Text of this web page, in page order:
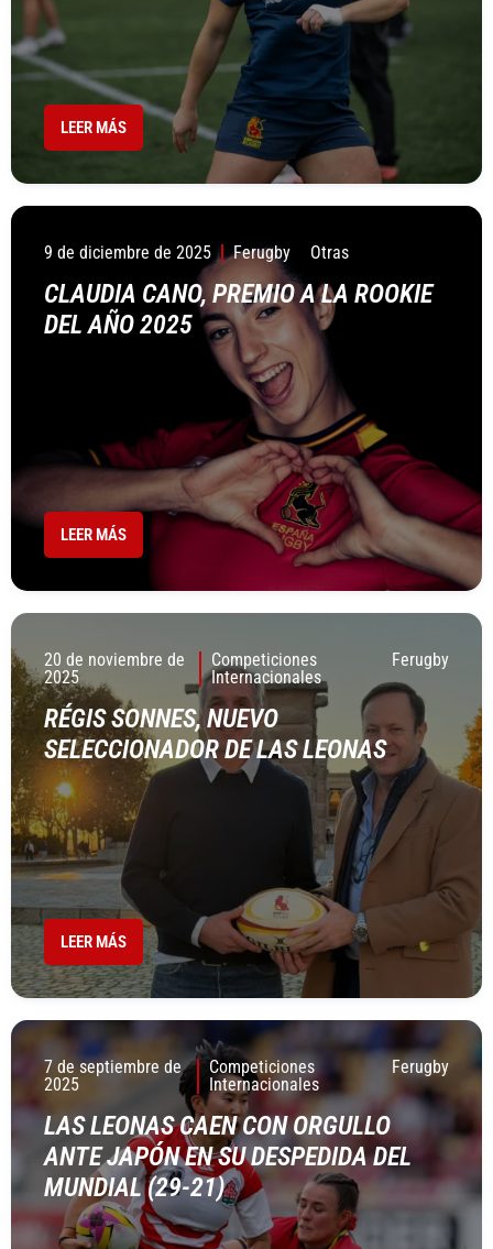
LEER MÁS
9 de diciembre de 2025 Ferugby Otras
CLAUDIA CANO, PREMIO A LA ROOKIE
DEL AÑO 2025
LEER MÁS
20 de noviembre de
2025
Competiciones
Internacionales
Ferugby
RÉGIS SONNES, NUEVO
SELECCIONADOR DE LAS LEONAS
LEER MÁS
7 de septiembre de
2025
Competiciones
Internacionales
Ferugby
LAS LEONAS CAEN CON ORGULLO
ANTE JAPÓN EN SU DESPEDIDA DEL
MUNDIAL (29-21)